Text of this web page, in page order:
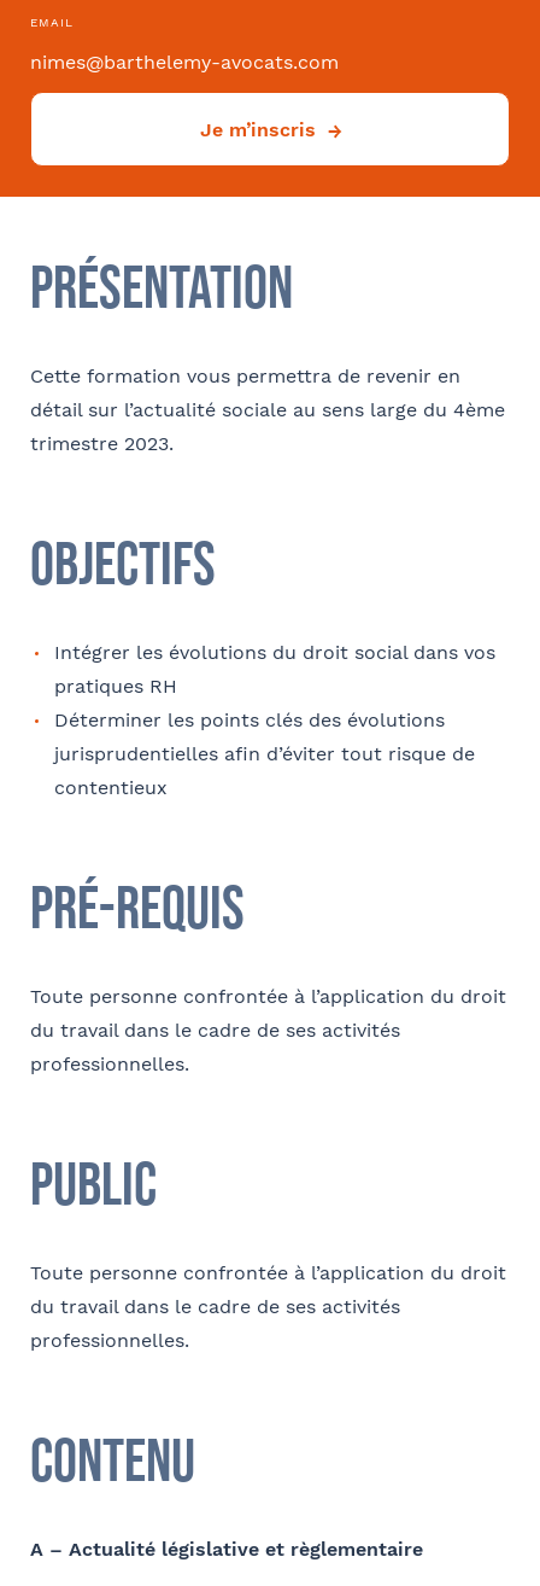
EMAIL
nimes@barthelemy-avocats.com
Je m’inscris
Présentation
Cette formation vous permettra de revenir en
détail sur l’actualité sociale au sens large du 4ème
trimestre 2023.
Objectifs
Intégrer les évolutions du droit social dans vos
pratiques RH
Déterminer les points clés des évolutions
jurisprudentielles afin d’éviter tout risque de
contentieux
Pré-requis
Toute personne confrontée à l’application du droit
du travail dans le cadre de ses activités
professionnelles.
Public
Toute personne confrontée à l’application du droit
du travail dans le cadre de ses activités
professionnelles.
Contenu
A – Actualité législative et règlementaire
Oui
Comment avez-vous connu le cabinet / la formation ?
Internet
Adresse
Code postal
E-mail
Nom et Prénom
Téléphone
E-mail
validez